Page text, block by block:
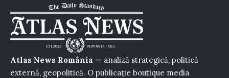
Atlas News România — analiză strategică, politică
externă, geopolitică. O publicație boutique media